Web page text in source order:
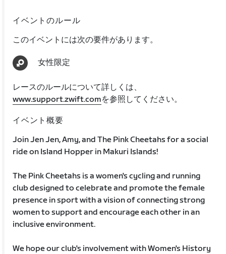
イベントのルール
このイベントには次の要件があります。
女性限定
レースのルールについて詳しくは、
www.support.zwift.comを参照してください。
イベント概要
Join Jen Jen, Amy, and The Pink Cheetahs for a social
ride on Island Hopper in Makuri Islands!
The Pink Cheetahs is a women's cycling and running
club designed to celebrate and promote the female
presence in sport with a vision of connecting strong
women to support and encourage each other in an
inclusive environment.
We hope our club's involvement with Women's History